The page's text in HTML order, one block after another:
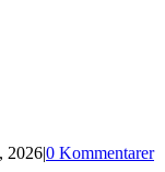
2026|0 Kommentarer